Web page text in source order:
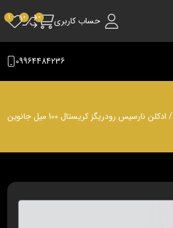
حساب کاربری
09964484236
/ ادکلن نارسیس رودریگز کریستال 100 میل جانوین